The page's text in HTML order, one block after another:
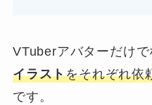
VTuberアバターだけで
イラストをそれぞれ依
です。